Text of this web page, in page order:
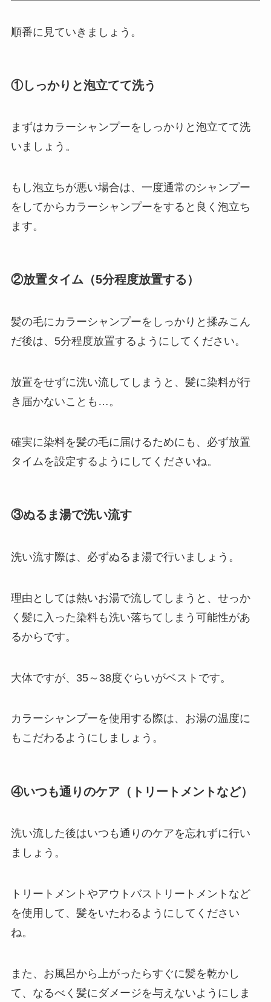
順番に見ていきましょう。
①しっかりと泡立てて洗う
まずはカラーシャンプーをしっかりと泡立てて洗
いましょう。
もし泡立ちが悪い場合は、一度通常のシャンプー
をしてからカラーシャンプーをすると良く泡立ち
ます。
②放置タイム（5分程度放置する）
髪の毛にカラーシャンプーをしっかりと揉みこん
だ後は、5分程度放置するようにしてください。
放置をせずに洗い流してしまうと、髪に染料が行
き届かないことも…。
確実に染料を髪の毛に届けるためにも、必ず放置
タイムを設定するようにしてくださいね。
③ぬるま湯で洗い流す
洗い流す際は、必ずぬるま湯で行いましょう。
理由としては熱いお湯で流してしまうと、せっか
く髪に入った染料も洗い落ちてしまう可能性があ
るからです。
大体ですが、35～38度ぐらいがベストです。
カラーシャンプーを使用する際は、お湯の温度に
もこだわるようにしましょう。
④いつも通りのケア（トリートメントなど）
洗い流した後はいつも通りのケアを忘れずに行い
ましょう。
トリートメントやアウトバストリートメントなど
を使用して、髪をいたわるようにしてください
ね。
また、お風呂から上がったらすぐに髪を乾かし
て、なるべく髪にダメージを与えないようにしま